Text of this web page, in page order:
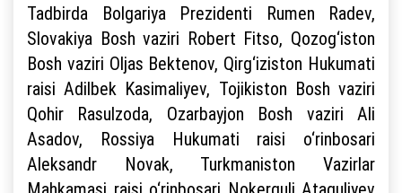
Tadbirda Bolgariya Prezidenti Rumen Radev,
Slovakiya Bosh vaziri Robert Fitso, Qozog‘iston
Bosh vaziri Oljas Bektenov, Qirg‘iziston Hukumati
raisi Adilbek Kasimaliyev, Tojikiston Bosh vaziri
Qohir Rasulzoda, Ozarbayjon Bosh vaziri Ali
Asadov, Rossiya Hukumati raisi o‘rinbosari
Aleksandr Novak, Turkmaniston Vazirlar